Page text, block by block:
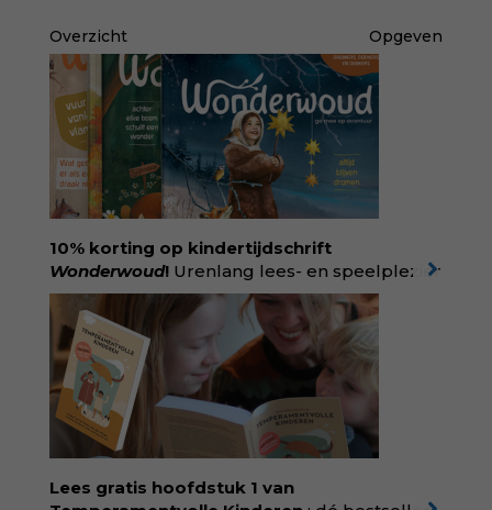
Overzicht Opgeven
10% korting op kindertijdschrift
Wonderwoud! Urenlang lees- en speelplezier
voor dromers, doeners en denkers.
Wonderwoud is het ambachtelijk gemaakte
antwoord op alle snelle gooimaarweg-
boekjes en hapsnap-filmpjes. Het mooiste
kindertijdschrift van Nederland; met liefde en
kunde voor taal, beeld en tekeningen die
spat van elke pagina. Dat vóel je. Dat voelt je
kind. Abonneer via
wonderwoud.nl/abonneren**
korting met code:
KIIND10
Lees gratis hoofdstuk 1 van